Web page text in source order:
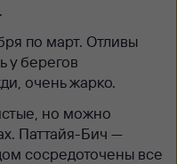
по март. Отливы
у берегов
очень жарко.
но можно
Паттайя-Бич —
сосредоточены все